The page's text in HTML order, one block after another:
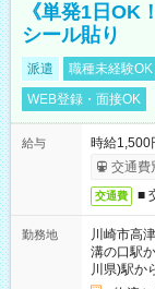
《単発1日OK
シール貼り
派遣 職種未経験OK
WEB登録・面接OK
給与
時給1,500
交通費
交通費 ■
勤務地
川崎市高
溝の口駅
川県)駅か